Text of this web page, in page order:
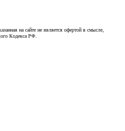
на сайте не является офертой в смысле,
Кодекса РФ.